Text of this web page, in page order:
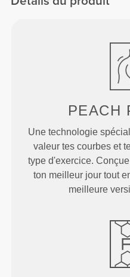
PEACH
Une technologie
valeur tes courbes et
type d'exercice.
ton meilleur jour tout
meilleure